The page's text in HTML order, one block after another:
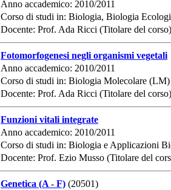
Anno accademico: 2010/2011
Corso di studi in: Biologia, Biologia
Docente: Prof. Ada Ricci (Titolare del corso)
Fotomorfogenesi negli organismi vegetali
Anno accademico: 2010/2011
Corso di studi in: Biologia Molecolare (LM)
Docente: Prof. Ada Ricci (Titolare del corso)
Funzioni vitali integrate
Anno accademico: 2010/2011
Corso di studi in: Biologia e Applicazioni
Docente: Prof. Ezio Musso (Titolare del
Genetica (A - F) (20501)